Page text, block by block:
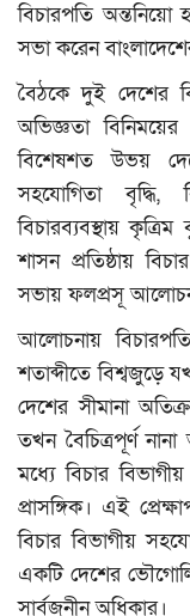
সাহিত্য
সংবাদ বিজ্ঞপ্তি
ক্যাম্পাস
ধর্ম ও জীবন
ভিডিও
রকমারি
ফটো গ্যালারি
আমাদের পরিবার
বিচারপতি অন্তনিয়ো
সভা করেন
বৈঠকে দুই দেশের
অভিজ্ঞতা
বিশেষশত উভয়
সহযোগিতা বৃদ্ধি,
বিচারব্যবস্থায়
শাসন প্রতিষ্ঠায়
সভায় ফলপ্রসূ
আলোচনায়
শতাব্দীতে বিশ্বজুড়ে
দেশের সীমানা
তখন বৈচিত্রপূর্ণ
মধ্যে বিচার
প্রাসঙ্গিক। এই
বিচার বিভাগীয়
একটি দেশের
সার্বজনীন অধিকার।